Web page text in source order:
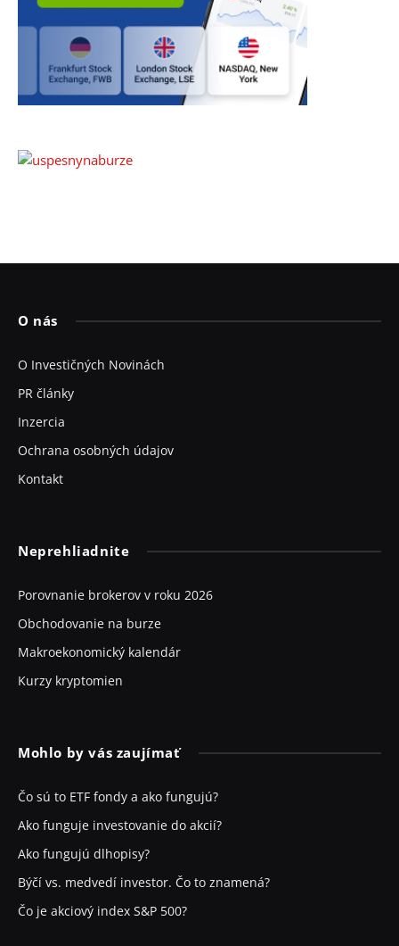
O nás
O Investičných Novinách
PR články
Inzercia
Ochrana osobných údajov
Kontakt
Neprehliadnite
Porovnanie brokerov v roku 2026
Obchodovanie na burze
Makroekonomický kalendár
Kurzy kryptomien
Mohlo by vás zaujímať
Čo sú to ETF fondy a ako fungujú?
Ako funguje investovanie do akcií?
Ako fungujú dlhopisy?
Býčí vs. medvedí investor. Čo to znamená?
Čo je akciový index S&P 500?